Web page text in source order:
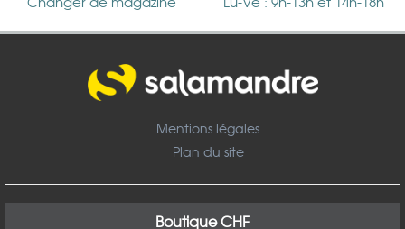
Mentions légales
Plan du site
Boutique CHF